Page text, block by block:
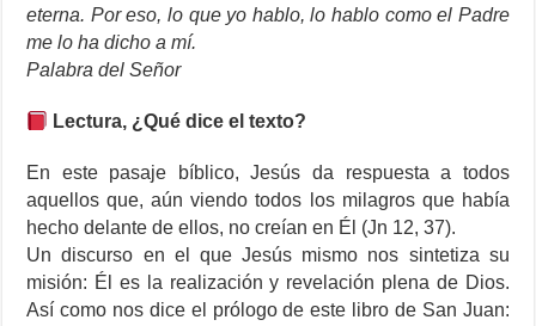
eterna. Por eso, lo que yo hablo, lo hablo como el Padre
me lo ha dicho a mí.
Palabra del Señor
Lectura, ¿Qué dice el texto?
En este pasaje bíblico, Jesús da respuesta a todos
aquellos que, aún viendo todos los milagros que había
hecho delante de ellos, no creían en Él (Jn 12, 37).
Un discurso en el que Jesús mismo nos sintetiza su
misión: Él es la realización y revelación plena de Dios.
Así como nos dice el prólogo de este libro de San Juan: